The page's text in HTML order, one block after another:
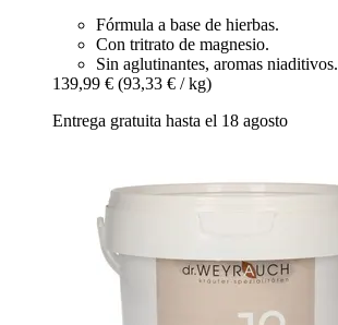
Fórmula a base de hierbas.
Con tritrato de magnesio.
Sin aglutinantes, aromas niaditivos.
139,99 € (93,33 € / kg)
Entrega gratuita hasta el 18 agosto